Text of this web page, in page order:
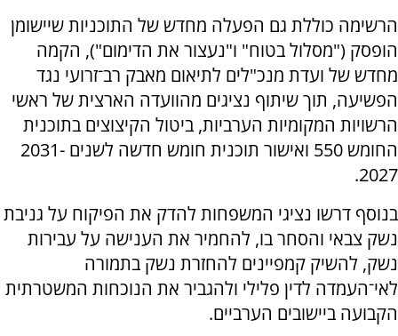
הרשימה כוללת גם הפעלה מחדש של התוכניות שיישומן
הופסק ("מסלול בטוח" ו"נעצור את הדימום"), הקמה
מחדש של ועדת מנכ"לים לתיאום מאבק רב־זרועי נגד
הפשיעה, תוך שיתוף נציגים מהוועדה הארצית של ראשי
הרשויות המקומיות הערביות, ביטול הקיצוצים בתוכנית
החומש 550 ואישור תוכנית חומש חדשה לשנים 2031-
2027.
בנוסף דרשו נציגי המשפחות להדק את הפיקוח על גניבת
נשק צבאי והסחר בו, להחמיר את הענישה על עבירות
נשק, להשיק קמפיינים להחזרת נשק בתמורה
לאי־העמדה לדין פלילי ולהגביר את הנוכחות המשטרתית
הקבועה ביישובים הערביים.